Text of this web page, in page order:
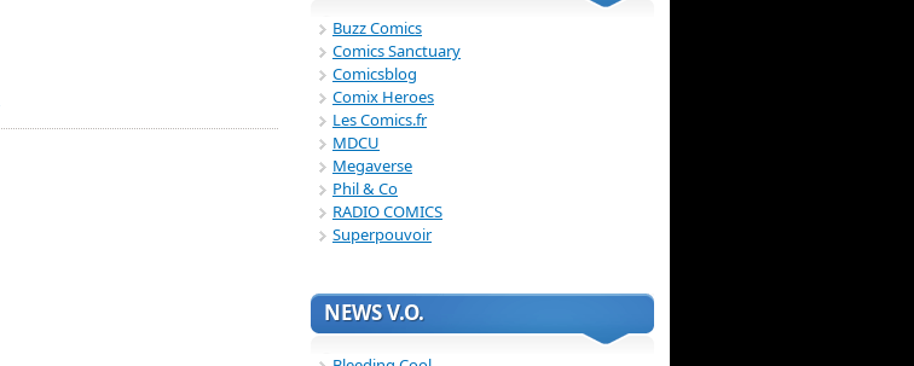
Buzz Comics
Comics Sanctuary
Comicsblog
Comix Heroes
Les Comics.fr
MDCU
Megaverse
Phil & Co
RADIO COMICS
Superpouvoir
NEWS V.O.